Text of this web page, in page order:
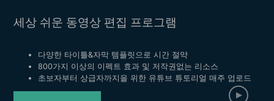
뉴스룸
플랜 및 가격
도움말 센터
AI 기능 HOT
영상 편집 자료실
동영상 편집하기
도움말 센터
세상 쉬운 동영상 편집 프로그램
다양한 타이틀&자막 템플릿으로 시간 절약
800가지 이상의 이펙트 효과 및 저작권없는 리소스
초보자부터 상급자까지을 위한 유튜브 튜토리얼 매주 업로드